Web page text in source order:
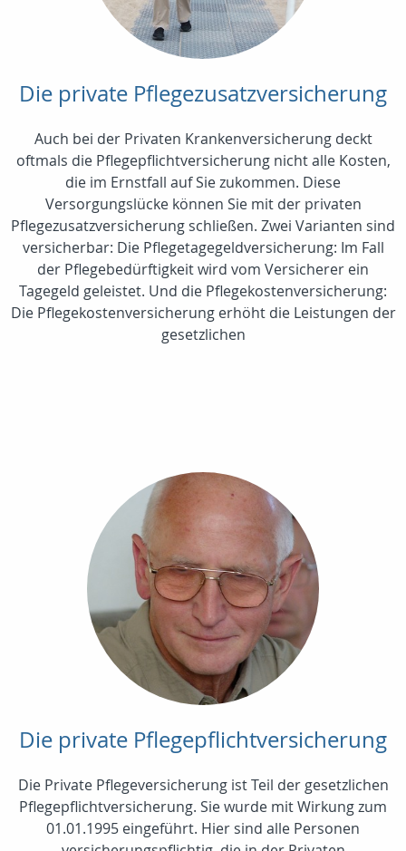
Die private Pflegezusatzversicherung
Auch bei der Privaten Krankenversicherung deckt
oftmals die Pflegepflichtversicherung nicht alle Kosten,
die im Ernstfall auf Sie zukommen. Diese
Versorgungslücke können Sie mit der privaten
Pflegezusatzversicherung schließen. Zwei Varianten sind
versicherbar: Die Pflegetagegeldversicherung: Im Fall
der Pflegebedürftigkeit wird vom Versicherer ein
Tagegeld geleistet. Und die Pflegekostenversicherung:
Die Pflegekostenversicherung erhöht die Leistungen der
gesetzlichen
Die private Pflegepflichtversicherung
Die Private Pflegeversicherung ist Teil der gesetzlichen
Pflegepflichtversicherung. Sie wurde mit Wirkung zum
01.01.1995 eingeführt. Hier sind alle Personen